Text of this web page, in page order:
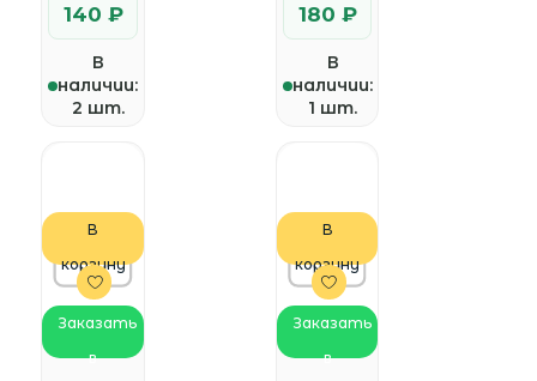
140 ₽
В
наличии:
2 шт.
180 ₽
В
наличии:
1 шт.
В
корзину
Заказать
в
В
корзину
Заказать
в